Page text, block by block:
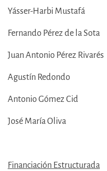
Yásser-Harbi Mustafá
Fernando Pérez de la Sota
Juan Antonio Pérez Rivarés
Agustín Redondo
Antonio Gómez Cid
José María Oliva
Financiación Estructurada